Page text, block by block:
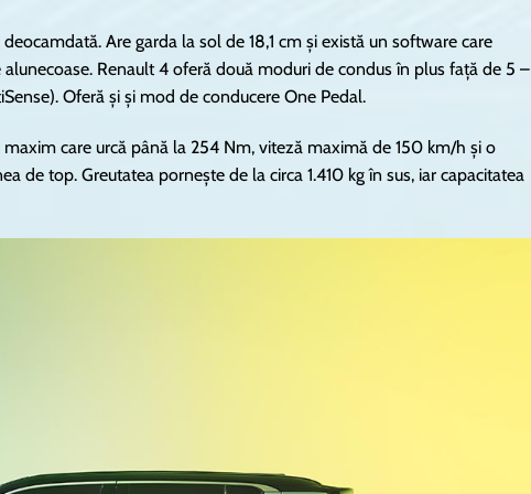
Are garda la sol de 18,1 cm și există un software care
Renault 4 oferă două moduri de condus în plus față de 5 –
Oferă și și mod de conducere One Pedal.
care urcă până la 254 Nm, viteză maximă de 150 km/h și o
de top. Greutatea pornește de la circa 1.410 kg în sus, iar capacitatea